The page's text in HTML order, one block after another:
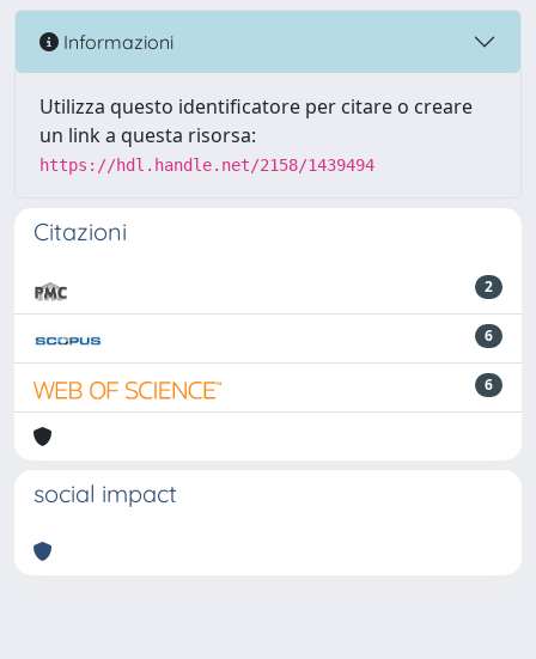
Informazioni
Utilizza questo identificatore per citare o creare
un link a questa risorsa:
https://hdl.handle.net/2158/1439494
Citazioni
2
6
6
social impact